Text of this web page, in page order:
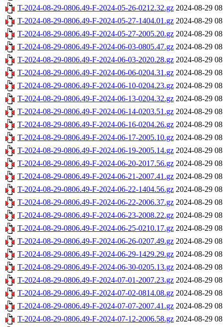
T-2024-08-29-0806.49-F-2024-05-26-0212.32.gz 2024-08-29
T-2024-08-29-0806.49-F-2024-05-27-1404.01.gz 2024-08-29
T-2024-08-29-0806.49-F-2024-05-27-2005.20.gz 2024-08-29
T-2024-08-29-0806.49-F-2024-06-03-0805.47.gz 2024-08-29
T-2024-08-29-0806.49-F-2024-06-03-2020.28.gz 2024-08-29
T-2024-08-29-0806.49-F-2024-06-06-0204.31.gz 2024-08-29
T-2024-08-29-0806.49-F-2024-06-10-0204.23.gz 2024-08-29
T-2024-08-29-0806.49-F-2024-06-13-0204.32.gz 2024-08-29
T-2024-08-29-0806.49-F-2024-06-14-0203.51.gz 2024-08-29
T-2024-08-29-0806.49-F-2024-06-16-0204.26.gz 2024-08-29
T-2024-08-29-0806.49-F-2024-06-17-2005.10.gz 2024-08-29
T-2024-08-29-0806.49-F-2024-06-19-2005.14.gz 2024-08-29
T-2024-08-29-0806.49-F-2024-06-20-2017.56.gz 2024-08-29
T-2024-08-29-0806.49-F-2024-06-21-2007.41.gz 2024-08-29
T-2024-08-29-0806.49-F-2024-06-22-1404.56.gz 2024-08-29
T-2024-08-29-0806.49-F-2024-06-22-2006.37.gz 2024-08-29
T-2024-08-29-0806.49-F-2024-06-23-2008.22.gz 2024-08-29
T-2024-08-29-0806.49-F-2024-06-25-0210.17.gz 2024-08-29
T-2024-08-29-0806.49-F-2024-06-26-0207.49.gz 2024-08-29
T-2024-08-29-0806.49-F-2024-06-29-1429.29.gz 2024-08-29
T-2024-08-29-0806.49-F-2024-06-30-0205.13.gz 2024-08-29
T-2024-08-29-0806.49-F-2024-07-01-2007.23.gz 2024-08-29
T-2024-08-29-0806.49-F-2024-07-02-0814.08.gz 2024-08-29
T-2024-08-29-0806.49-F-2024-07-07-2007.41.gz 2024-08-29
T-2024-08-29-0806.49-F-2024-07-12-2006.58.gz 2024-08-29